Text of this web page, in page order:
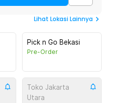
Lihat Lokasi Lainnya
Pick n Go Bekasi
Pre-Order
Toko Jakarta
Utara